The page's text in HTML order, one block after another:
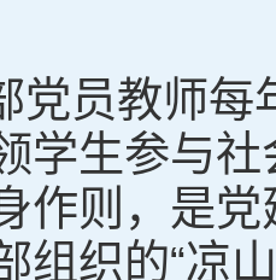
党员教师每
学生参与
作则，是
组织的“凉